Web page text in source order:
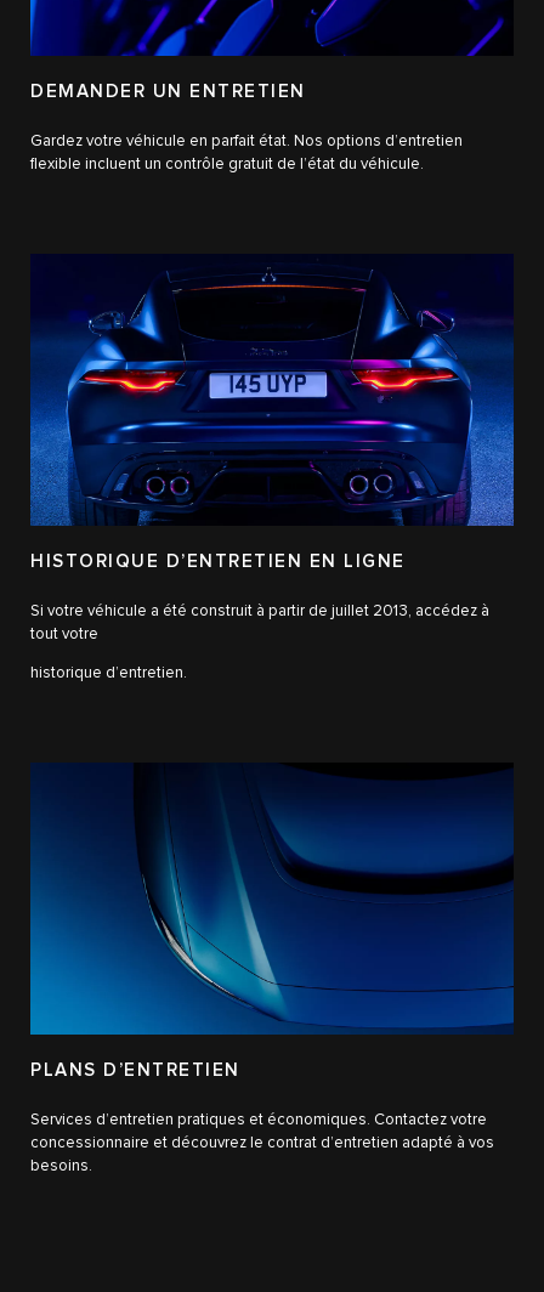
DEMANDER UN ENTRETIEN
Gardez votre véhicule en parfait état. Nos options d’entretien
flexible incluent un contrôle gratuit de l’état du véhicule.
HISTORIQUE D’ENTRETIEN EN LIGNE
Si votre véhicule a été construit à partir de juillet 2013, accédez à
tout votre
historique d’entretien.
PLANS D’ENTRETIEN
Services d’entretien pratiques et économiques. Contactez votre
concessionnaire et découvrez le contrat d’entretien adapté à vos
besoins.